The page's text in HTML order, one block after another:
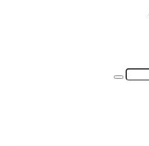
بحث